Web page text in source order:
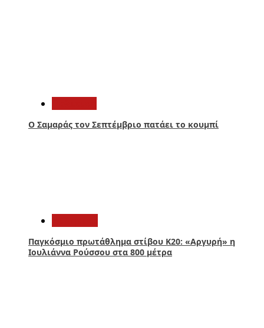
Ο Σαμαράς τον Σεπτέμβριο πατάει το κουμπί
Παγκόσμιο πρωτάθλημα στίβου Κ20: «Αργυρή» η
Ιουλιάννα Ρούσσου στα 800 μέτρα